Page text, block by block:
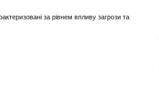
за рівнем впливу загрози та